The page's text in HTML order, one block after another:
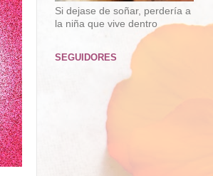
Si dejase de soñar, perdería a
la niña que vive dentro
SEGUIDORES